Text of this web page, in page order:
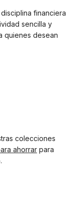
financiera
sencilla y
quienes desean
colecciones
ahorrar para